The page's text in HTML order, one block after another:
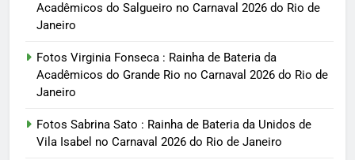
Acadêmicos do Salgueiro no Carnaval 2026 do Rio de
Janeiro
Fotos Virginia Fonseca : Rainha de Bateria da
Acadêmicos do Grande Rio no Carnaval 2026 do Rio de
Janeiro
Fotos Sabrina Sato : Rainha de Bateria da Unidos de
Vila Isabel no Carnaval 2026 do Rio de Janeiro